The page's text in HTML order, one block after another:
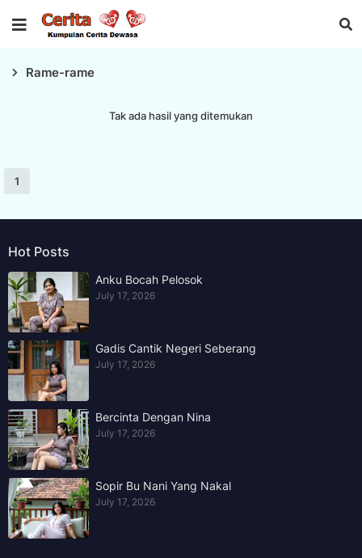
Rame-rame
Tak ada hasil yang ditemukan
1
Hot Posts
Anku Bocah Pelosok
July 17, 2026
Gadis Cantik Negeri Seberang
July 17, 2026
Bercinta Dengan Nina
July 17, 2026
Sopir Bu Nani Yang Nakal
July 17, 2026